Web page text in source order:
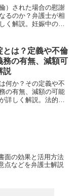
）された場合の慰謝
るのか？弁護士が相
く解説。妊娠中の浮
とは？定義や不倫
務の有無、減額可
説
何か？その定義や不
の有無、減額の可能
詳しく解説。法的視
面の効果と活用方法
点などを弁護士解説